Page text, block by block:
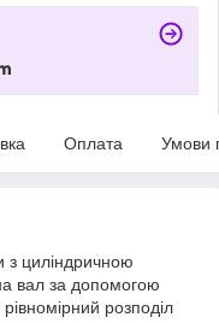
Оплата Умови
з циліндричною
вал за допомогою
розподіл